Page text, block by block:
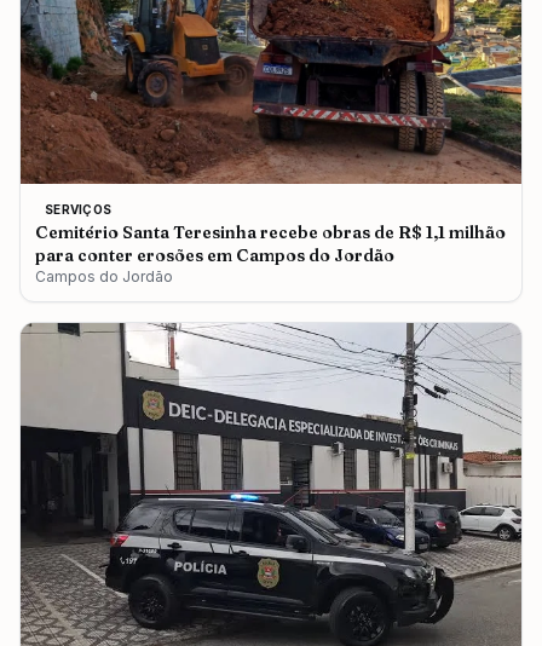
SERVIÇOS
Cemitério Santa Teresinha recebe obras de R$ 1,1 milhão
para conter erosões em Campos do Jordão
Campos do Jordão